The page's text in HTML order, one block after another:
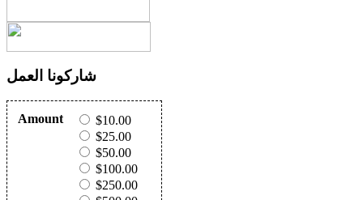
شاركونا العمل
Amount
$10.00
$25.00
$50.00
$100.00
$250.00